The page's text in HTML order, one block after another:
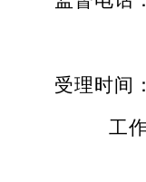
受理时间
工作日